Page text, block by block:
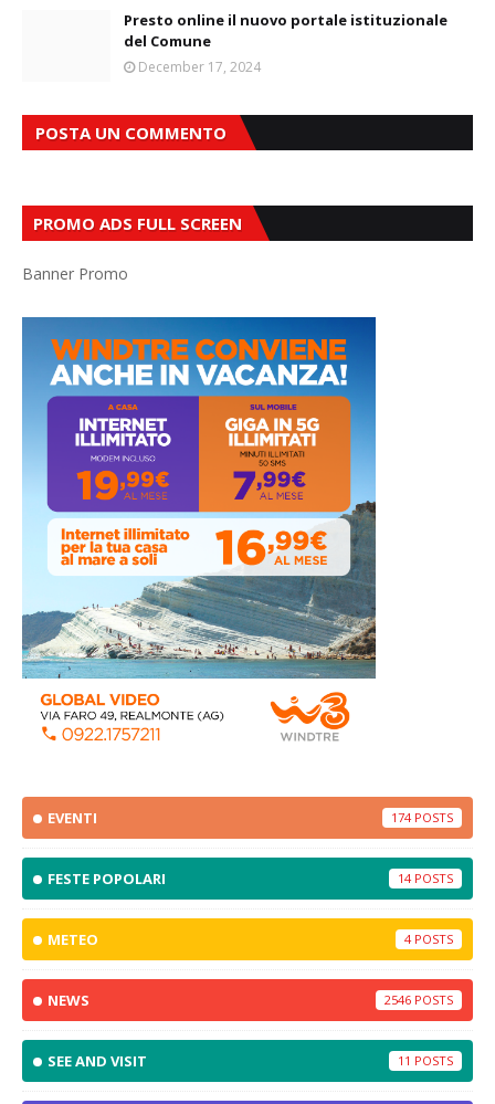
Presto online il nuovo portale istituzionale
del Comune
December 17, 2024
POSTA UN COMMENTO
PROMO ADS FULL SCREEN
Banner Promo
EVENTI 174
FESTE POPOLARI 14
METEO 4
NEWS 2546
SEE AND VISIT 11